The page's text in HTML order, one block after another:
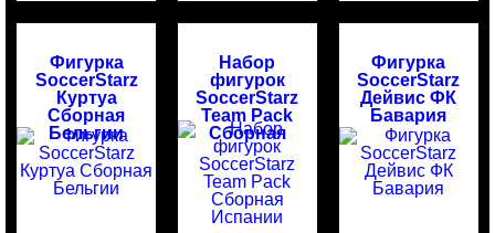
Фигурка
SoccerStarz
Куртуа
Сборная
Бельгии
Набор
фигурок
SoccerStarz
Team Pack
Сборная
Испании
Фигурка
SoccerStarz
Дейвис ФК
Бавария